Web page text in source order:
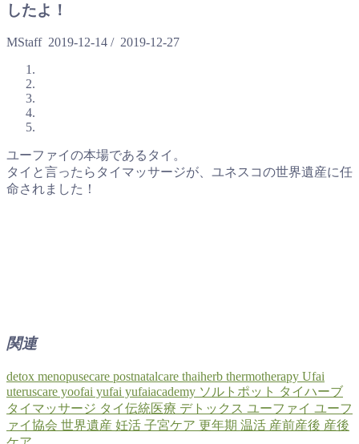
したよ！
MStaff 2019-12-14 / 2019-12-27
ユーファイの本場であるタイ。
タイと言ったらタイマッサージが、ユネスコの世界遺産に任
命されました！
関連
detox menopusecare postnatalcare thaiherb thermotherapy Ufai
uteruscare yoofai yufai yufaiacademy ソルトポット タイハーブ
タイマッサージ タイ伝統医療 デトックス ユーファイ ユーフ
ァイ協会 世界遺産 妊活 子宮ケア 更年期 温活 産前産後 産後